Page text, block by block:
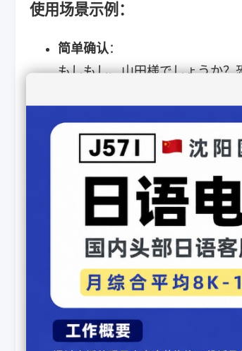
使用场景示例：
简单确认：
もしもし、山田様でしょうか？
jikan ni tsuite oshiete
(喂，是山田先生/女士吗？不好
正式商务场景
：
お電話ありがとうございます
が、ご注文の発送予定を伺っ
(O-denwa arigatō gozaimasu.
taihen kyōshuku desu ga, go-
deshou ka?)
(感谢您的来电。关于订单编号
预计发货时间吗？)